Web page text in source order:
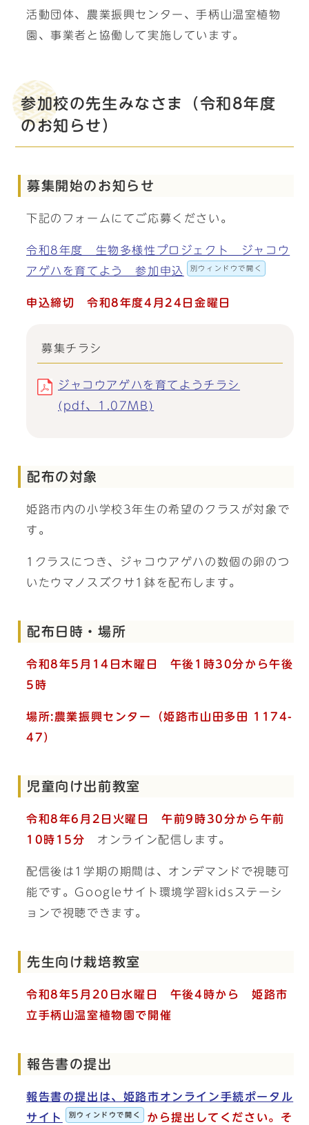
活動団体、農業振興センター、手柄山温室植物
園、事業者と協働して実施しています。
参加校の先生みなさま（令和8年度
のお知らせ）
募集開始のお知らせ
下記のフォームにてご応募ください。
令和8年度 生物多様性プロジェクト ジャコウ
アゲハを育てよう 参加申込
別ウィンドウで開く
申込締切 令和8年度4月24日金曜日
募集チラシ
ジャコウアゲハを育てようチラシ
(pdf、1.07MB)
配布の対象
姫路市内の小学校3年生の希望のクラスが対象で
す。
1クラスにつき、ジャコウアゲハの数個の卵のつ
いたウマノスズクサ1鉢を配布します。
配布日時・場所
令和8年5月14日木曜日 午後1時30分から午後
5時
場所:農業振興センター（姫路市山田多田 1174-
47）
児童向け出前教室
令和8年6月2日火曜日 午前9時30分から午前
10時15分
オンライン配信します。
配信後は1学期の期間は、オンデマンドで視聴可
能です。Googleサイト環境学習kidsステーシ
ョンで視聴できます。
先生向け栽培教室
令和8年5月20日水曜日 午後4時から 姫路市
立手柄山温室植物園で開催
報告書の提出
報告書の提出は、姫路市オンライン手続ポータル
サイト
別ウィンドウで開く から提出してください。そ